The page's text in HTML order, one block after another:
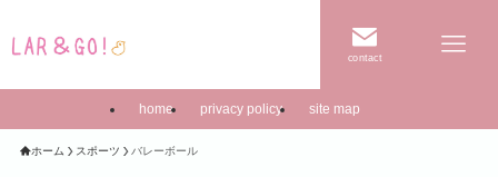
contact
home privacy policy site map
ホーム スポーツ バレーボール